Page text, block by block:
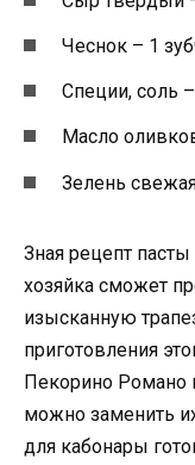
Чеснок – 1
Специи, соль
Масло
Зелень
Зная рецепт
хозяйка сможет
изысканную
приготовления
Пекорино Романо
можно заменить
для кабонары